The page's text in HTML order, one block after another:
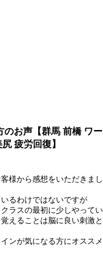
のお声【群馬 前橋 ワー
疲労回復】
様から感想をいただきまし
るわけではないですが
ラスの最初に少しやってい
えることは脳に良い刺激と
ンが気になる方にオススメ